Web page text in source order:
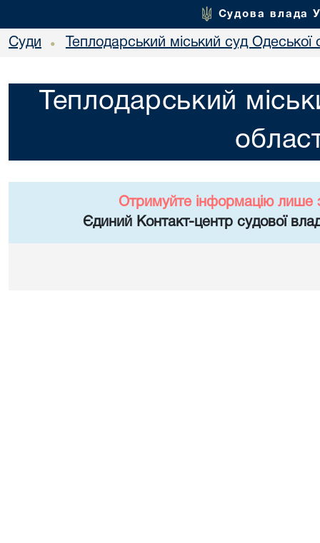
Судова влада
Суди • Теплодарський міський суд Одеської
Теплодарський
Отримуйте інформацію лише
Єдиний Контакт-центр судової